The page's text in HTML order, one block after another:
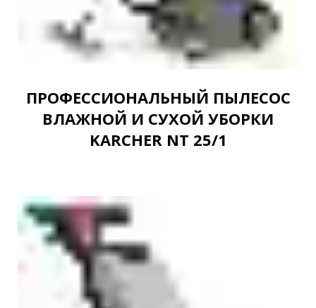
ПРОФЕССИОНАЛЬНЫЙ ПЫЛЕСОС
ВЛАЖНОЙ И СУХОЙ УБОРКИ
KARCHER NT 25/1